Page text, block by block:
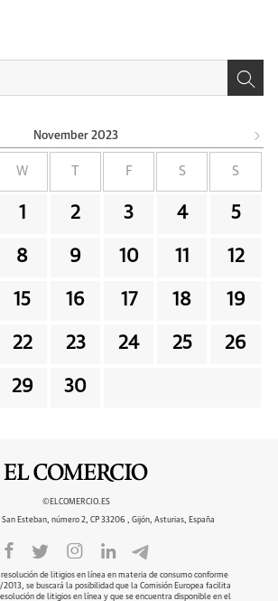
November 2023
W F S S
1 2 3 4 5
8 9 10 11 12
15 16 17 18 19
22 23 24 25 26
29 30
©ELCOMERCIO.ES
Esteban, número 2, CP 33206 , Gijón, Asturias, España
de litigios en línea en materia de consumo conforme
se buscará la posibilidad que la Comisión Europea facilita
de litigios en línea y que se encuentra disponible en el